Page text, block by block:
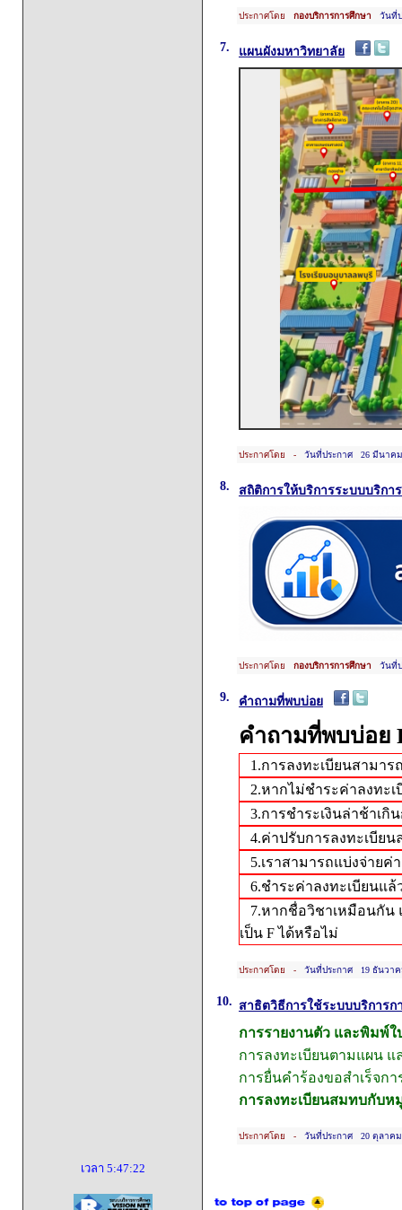
ประกาศโดย กองบริการการศึกษา วันที่ป
7. แผนผังมหาวิทยาลัย
ประกาศโดย - วันที่ประกาศ 26 มีนาคม
8. สถิติการให้บริการระบบบริกา
ประกาศโดย กองบริการการศึกษา วันที่ป
9. คำถามที่พบบ่อย
คำถามที่พบบ่อย
1.การลงทะเบียนสามาร
2.หากไม่ชำระค่าลงทะเ
3.การชำระเงินล่าช้าเกิ
4.ค่าปรับการลงทะเบียน
5.เราสามารถแบ่งจ่ายค่
6.ชำระค่าลงทะเบียนแล้
7.หากชื่อวิชาเหมือนกัน
เป็น F ได้หรือไม่
ประกาศโดย - วันที่ประกาศ 19 ธันวาค
10. สาธิตวิธีการใช้ระบบบริการก
การรายงานตัว และพิมพ์
การลงทะเบียนตามแผน
การยื่นคำร้องขอสำเร็จก
การลงทะเบียนสมทบกับห
ประกาศโดย - วันที่ประกาศ 20 ตุลาคม
เวลา 5:47:23